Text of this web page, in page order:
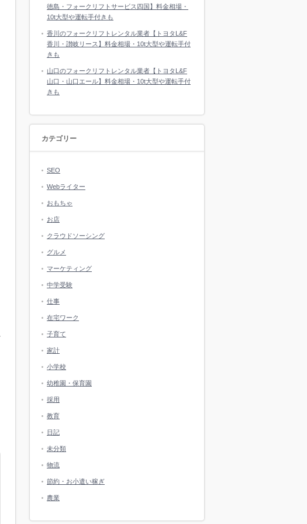
徳島・フォークリフトサービス四国】料金相場・
10t大型や運転手付きも
香川のフォークリフトレンタル業者【トヨタL&F
香川・讃岐リース】料金相場・10t大型や運転手付
きも
山口のフォークリフトレンタル業者【トヨタL&F
山口・山口エール】料金相場・10t大型や運転手付
きも
カテゴリー
SEO
Webライター
おもちゃ
お店
クラウドソーシング
グルメ
マーケティング
中学受験
仕事
在宅ワーク
子育て
家計
小学校
幼稚園・保育園
採用
教育
日記
未分類
物流
節約・お小遣い稼ぎ
農業